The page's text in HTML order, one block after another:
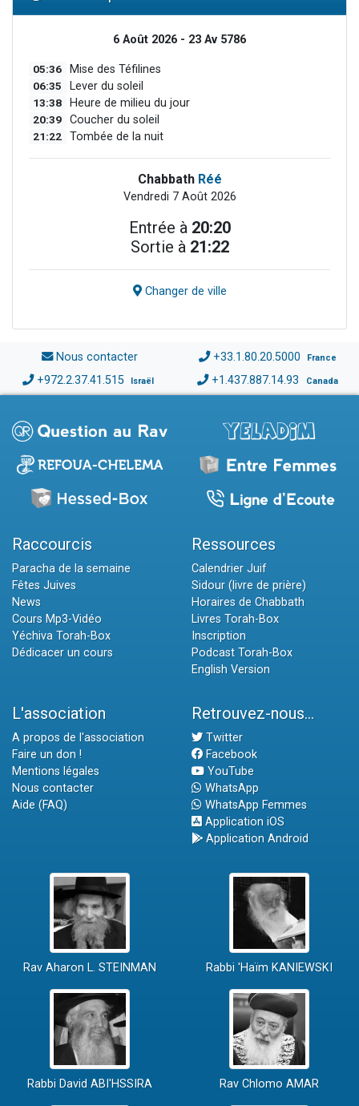
6 Août 2026 - 23 Av 5786
05:36 Mise des Téfilines
06:35 Lever du soleil
13:38 Heure de milieu du jour
20:39 Coucher du soleil
21:22 Tombée de la nuit
Chabbath Réé
Vendredi 7 Août 2026
Entrée à 20:20
Sortie à 21:22
Changer de ville
Nous contacter +33.1.80.20.5000 France
+972.2.37.41.515 Israël +1.437.887.14.93 Canada
Raccourcis
Paracha de la semaine
Fêtes Juives
News
Cours Mp3-Vidéo
Yéchiva Torah-Box
Dédicacer un cours
Ressources
Calendrier Juif
Sidour (livre de prière)
Horaires de Chabbath
Livres Torah-Box
Inscription
Podcast Torah-Box
English Version
L'association
A propos de l'association
Faire un don !
Mentions légales
Nous contacter
Aide (FAQ)
Retrouvez-nous...
Twitter
Facebook
YouTube
WhatsApp
WhatsApp Femmes
Application iOS
Application Android
Rav Aharon L. STEINMAN Rabbi 'Haïm KANIEWSKI
Rabbi David ABI'HSSIRA Rav Chlomo AMAR